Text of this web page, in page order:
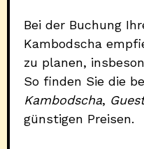
Bei der Buchung
Kambodscha
zu planen,
So finden Sie die
Kambodscha,
günstigen Preisen.